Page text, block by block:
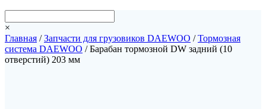
×
Главная /Запчасти для грузовиков DAEWOO /Тормозная
система DAEWOO / Барабан тормозной DW задний (10
отверстий) 203 мм